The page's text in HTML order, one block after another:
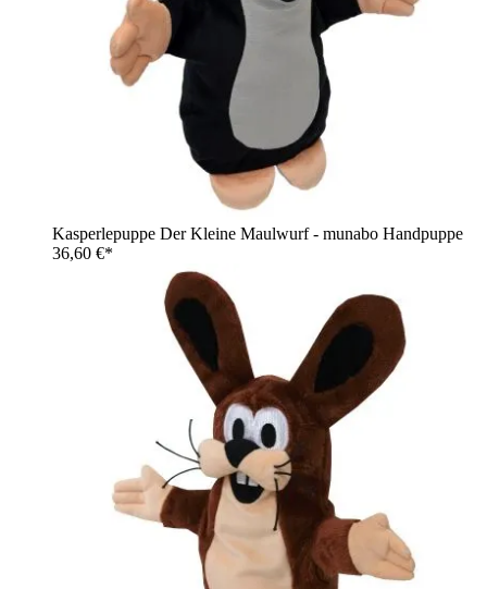
Kasperlepuppe Der Kleine Maulwurf - munabo Handpuppe
36,60 €*